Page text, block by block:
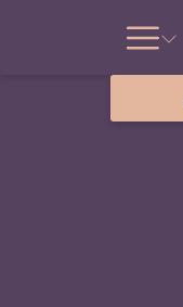
Menu